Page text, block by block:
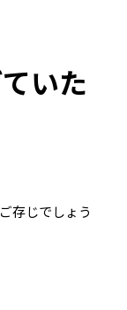
いた
存じでしょう